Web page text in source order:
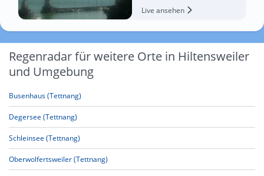
Live ansehen
Regenradar für weitere Orte in Hiltensweiler
und Umgebung
Busenhaus (Tettnang)
Degersee (Tettnang)
Schleinsee (Tettnang)
Oberwolfertsweiler (Tettnang)